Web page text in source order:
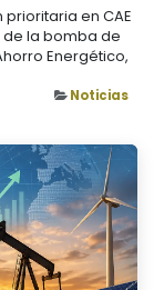
en CAE
de la bomba de
Energético,
Noticias